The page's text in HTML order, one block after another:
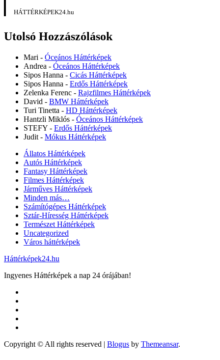
HÁTTÉRKÉPEK24.hu
Utolsó Hozzászólások
Mari - Óceános Háttérképek
Andrea - Óceános Háttérképek
Sipos Hanna - Cicás Háttérképek
Sipos Hanna - Erdős Háttérképek
Zelenka Ferenc - Rajzfilmes Háttérképek
David - BMW Háttérképek
Turi Tinetta - HD Háttérképek
Hantzli Miklós - Óceános Háttérképek
STEFY - Erdős Háttérképek
Judit - Mókus Háttérképek
Állatos Háttérképek
Autós Háttérképek
Fantasy Háttérképek
Filmes Háttérképek
Járműves Háttérképek
Minden más…
Számítógépes Háttérképek
Sztár-Híresség Háttérképek
Természet Háttérképek
Uncategorized
Város háttérképek
Háttérképek24.hu
Ingyenes Háttérképek a nap 24 órájában!
Copyright © All rights reserved | Blogus by Themeansar.